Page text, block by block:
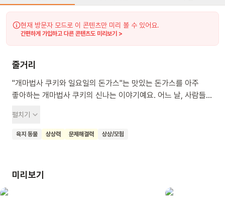
현재 방문자 모드로 이 콘텐츠만 미리 볼 수 있어요.
간편하게 가입하고 다른 콘텐츠도 미리보기 >
줄거리
"개마법사 쿠키와 일요일의 돈가스"는 맛있는 돈가스를 아주
좋아하는 개마법사 쿠키의 신나는 이야기예요. 어느 날, 사람들의
잊어버리는 큰 문제가 생겨요. 심지어 위대한 개마법사 쿠키도
자신이 누구였는지 잊어버려서, 과연 쿠키가 이 어려움을 어떻게
순간들을 지켜내는 멋진 어린이가 되어 보아요.
펼치기
육지 동물 상상력 문제해결력 상상/모험
미리보기